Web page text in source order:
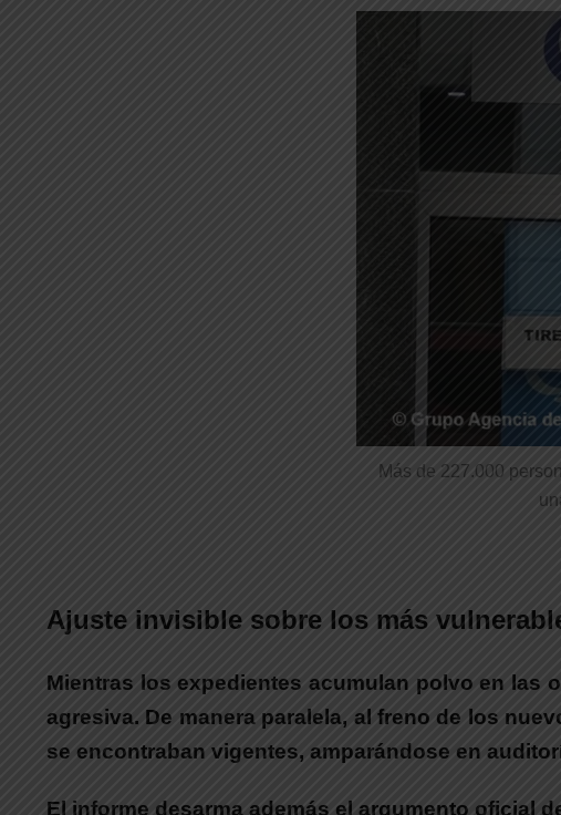
Más de 227.000
Ajuste invisible sobre los más
Mientras los expedientes acumulan polvo en las
agresiva. De manera paralela, al freno de los
se encontraban vigentes, amparándose en
El informe desarma además el argumento oficial